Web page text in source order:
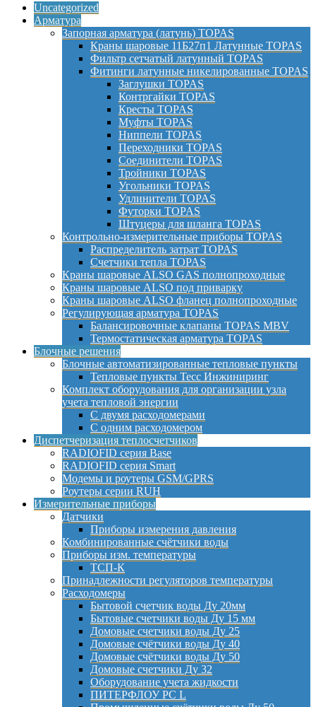
Uncategorized
Арматура
Запорная арматура (латунь) TOPAS
Краны шаровые 11Б27п1 Латунные TOPAS
Фильтр сетчатый латунный TOPAS
Фитинги латунные никелированные TOPAS
Заглушки TOPAS
Контргайки TOPAS
Кресты TOPAS
Муфты TOPAS
Ниппели TOPAS
Переходники TOPAS
Соединители TOPAS
Тройники TOPAS
Угольники TOPAS
Удлинители TOPAS
Футорки TOPAS
Штуцеры для шланга TOPAS
Контрольно-измерительные приборы TOPAS
Распределитель затрат TOPAS
Счетчики тепла TOPAS
Краны шаровые ALSO GAS полнопроходные
Краны шаровые ALSO под приварку
Краны шаровые ALSO фланец полнопроходные
Регулирующая арматура TOPAS
Балансировочные клапаны TOPAS MBV
Термостатическая арматура TOPAS
Блочные решения
Блочные автоматизированные тепловые пункты
Тепловые пункты Тесс Инжиниринг
Комплект оборудования для организации узла
учета тепловой энергии
С двумя расходомерами
С одним расходомером
Диспетчеризация теплосчетчиков
RADIOFID серия Base
RADIOFID серия Smart
Модемы и роутеры GSM/GPRS
Роутеры серии RUH
Измерительные приборы
Датчики
Приборы измерения давления
Комбинированные счётчики воды
Приборы изм. температуры
ТСП-К
Принадлежности регуляторов температуры
Расходомеры
Бытовой счетчик воды Ду 20мм
Бытовые счетчики воды Ду 15 мм
Домовые счетчики воды Ду 25
Домовые счётчики воды Ду 40
Домовые счётчики воды Ду 50
Домовые счетчики Ду 32
Оборудование учета жидкости
ПИТЕРФЛОУ РС L